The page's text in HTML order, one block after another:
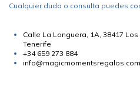
Cualquier duda o consulta puedes
Calle La Longuera, 1A, 38417
Tenerife
+34 659 273 884
info@magicmomentsregalos.com